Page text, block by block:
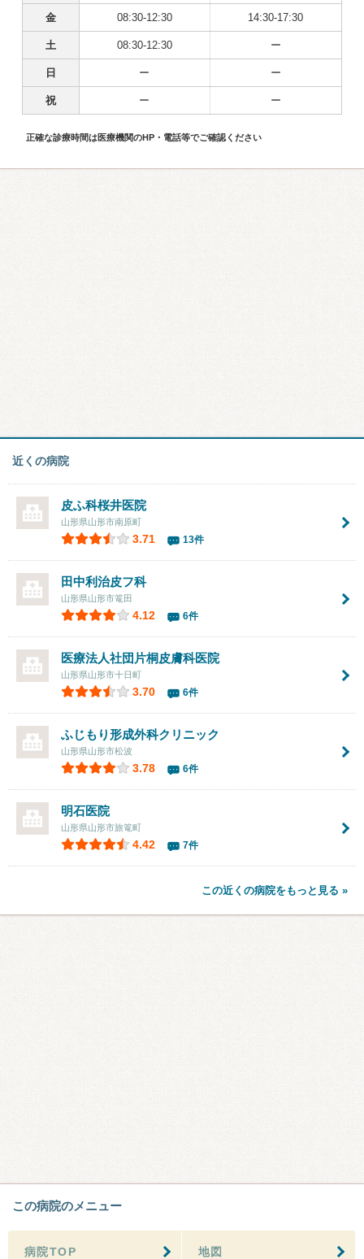
金 08:30-12:30 14:30-17:30
土 08:30-12:30 ー
日 ー ー
祝 ー ー
正確な診療時間は医療機関のHP・電話等でご確認ください
近くの病院
皮ふ科桜井医院
山形県山形市南原町
3.71 13件
田中利治皮フ科
山形県山形市篭田
4.12 6件
医療法人社団片桐皮膚科医院
山形県山形市十日町
3.70 6件
ふじもり形成外科クリニック
山形県山形市松波
3.78 6件
明石医院
山形県山形市旅篭町
4.42 7件
この近くの病院をもっと見る »
この病院のメニュー
病院TOP 地図